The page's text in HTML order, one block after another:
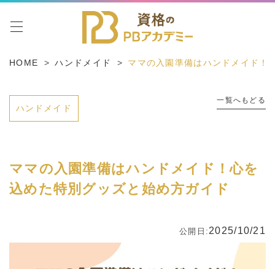
toggle navigation
HOME ハンドメイド ママの入園準備はハンドメイド！
ハンドメイド
一覧へもどる
ママの入園準備はハンドメイド！心を
込めた特別グッズと始め方ガイド
公開日:2025/10/21